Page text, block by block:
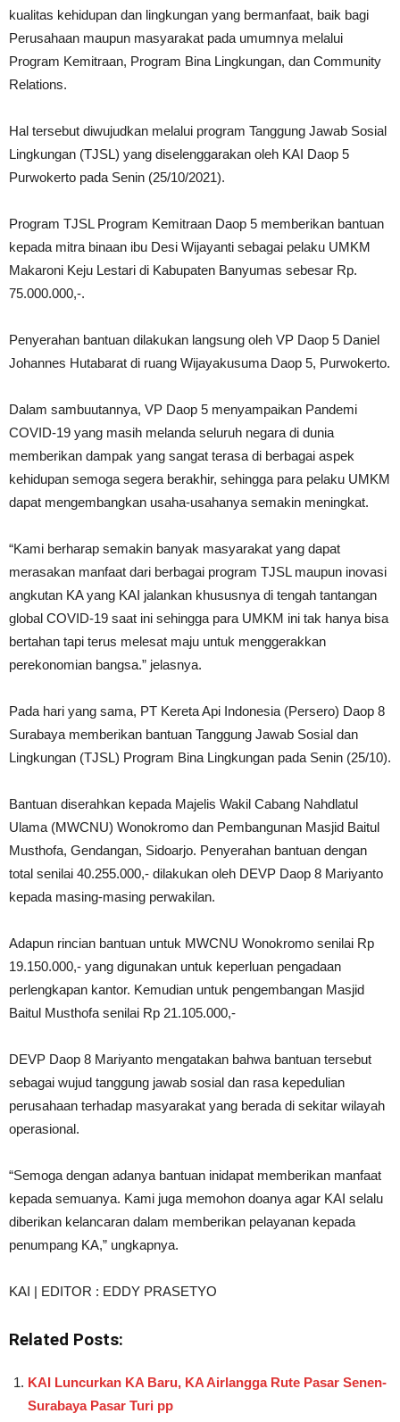
kualitas kehidupan dan lingkungan yang bermanfaat, baik bagi
Perusahaan maupun masyarakat pada umumnya melalui
Program Kemitraan, Program Bina Lingkungan, dan Community
Relations.
Hal tersebut diwujudkan melalui program Tanggung Jawab Sosial
Lingkungan (TJSL) yang diselenggarakan oleh KAI Daop 5
Purwokerto pada Senin (25/10/2021).
Program TJSL Program Kemitraan Daop 5 memberikan bantuan
kepada mitra binaan ibu Desi Wijayanti sebagai pelaku UMKM
Makaroni Keju Lestari di Kabupaten Banyumas sebesar Rp.
75.000.000,-.
Penyerahan bantuan dilakukan langsung oleh VP Daop 5 Daniel
Johannes Hutabarat di ruang Wijayakusuma Daop 5, Purwokerto.
Dalam sambuutannya, VP Daop 5 menyampaikan Pandemi
COVID-19 yang masih melanda seluruh negara di dunia
memberikan dampak yang sangat terasa di berbagai aspek
kehidupan semoga segera berakhir, sehingga para pelaku UMKM
dapat mengembangkan usaha-usahanya semakin meningkat.
“Kami berharap semakin banyak masyarakat yang dapat
merasakan manfaat dari berbagai program TJSL maupun inovasi
angkutan KA yang KAI jalankan khususnya di tengah tantangan
global COVID-19 saat ini sehingga para UMKM ini tak hanya bisa
bertahan tapi terus melesat maju untuk menggerakkan
perekonomian bangsa.” jelasnya.
Pada hari yang sama, PT Kereta Api Indonesia (Persero) Daop 8
Surabaya memberikan bantuan Tanggung Jawab Sosial dan
Lingkungan (TJSL) Program Bina Lingkungan pada Senin (25/10).
Bantuan diserahkan kepada Majelis Wakil Cabang Nahdlatul
Ulama (MWCNU) Wonokromo dan Pembangunan Masjid Baitul
Musthofa, Gendangan, Sidoarjo. Penyerahan bantuan dengan
total senilai 40.255.000,- dilakukan oleh DEVP Daop 8 Mariyanto
kepada masing-masing perwakilan.
Adapun rincian bantuan untuk MWCNU Wonokromo senilai Rp
19.150.000,- yang digunakan untuk keperluan pengadaan
perlengkapan kantor. Kemudian untuk pengembangan Masjid
Baitul Musthofa senilai Rp 21.105.000,-
DEVP Daop 8 Mariyanto mengatakan bahwa bantuan tersebut
sebagai wujud tanggung jawab sosial dan rasa kepedulian
perusahaan terhadap masyarakat yang berada di sekitar wilayah
operasional.
“Semoga dengan adanya bantuan inidapat memberikan manfaat
kepada semuanya. Kami juga memohon doanya agar KAI selalu
diberikan kelancaran dalam memberikan pelayanan kepada
penumpang KA,” ungkapnya.
KAI | EDITOR : EDDY PRASETYO
Related Posts:
KAI Luncurkan KA Baru, KA Airlangga Rute Pasar Senen-
Surabaya Pasar Turi pp